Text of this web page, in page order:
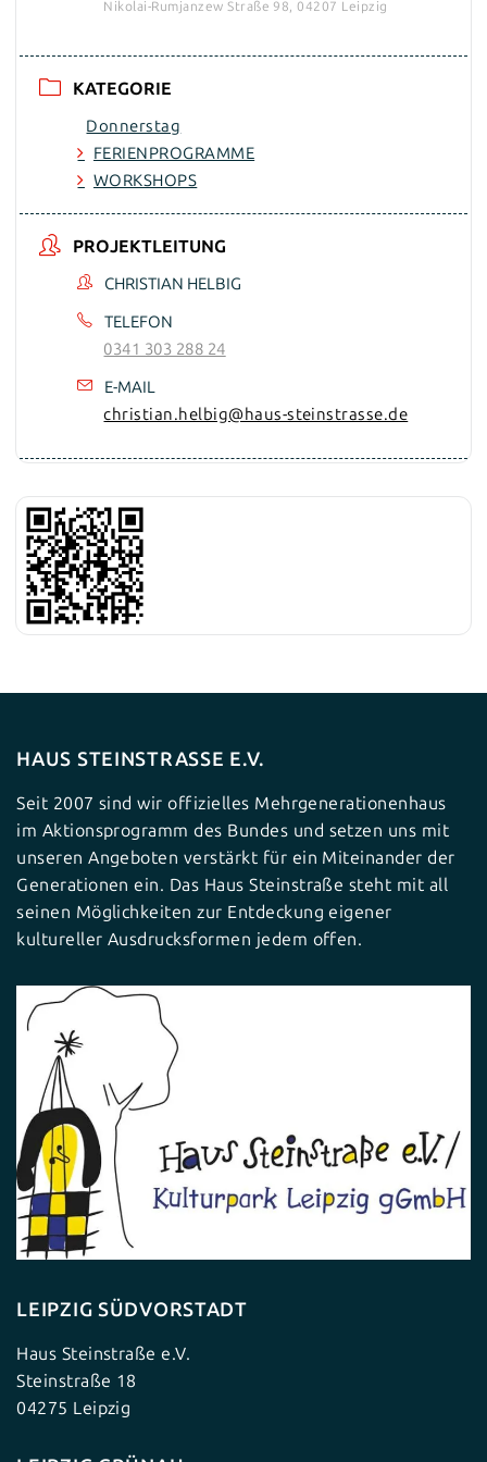
Nikolai-Rumjanzew Straße 98, 04207 Leipzig
KATEGORIE
Donnerstag
FERIENPROGRAMME
WORKSHOPS
PROJEKTLEITUNG
CHRISTIAN HELBIG
TELEFON
0341 303 288 24
E-MAIL
christian.helbig@haus-steinstrasse.de
HAUS STEINSTRASSE E.V.
Seit 2007 sind wir offizielles Mehrgenerationenhaus
im Aktionsprogramm des Bundes und setzen uns mit
unseren Angeboten verstärkt für ein Miteinander der
Generationen ein. Das Haus Steinstraße steht mit all
seinen Möglichkeiten zur Entdeckung eigener
kultureller Ausdrucksformen jedem offen.
LEIPZIG SÜDVORSTADT
Haus Steinstraße e.V.
Steinstraße 18
04275 Leipzig